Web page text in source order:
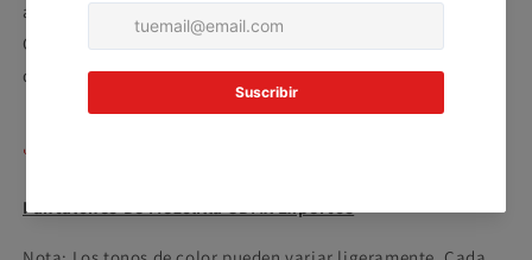
artículo de moda, son una declaración de estilo personal.
Conviértelos en el centro de tu vestuario y siente la
diferencia en calidad y diseño que ofrecemos.
Pantalones De Mezclilla CDMX Expertos
la cantidad de meses
3 Paga mes a mescon saldo disponible,
débito u otros medios.